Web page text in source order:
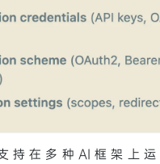
持在多种AI框架上